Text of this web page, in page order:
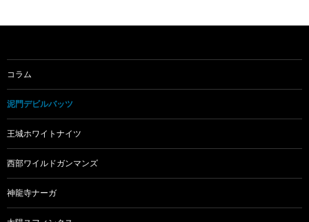
コラム
泥門デビルバッツ
王城ホワイトナイツ
西部ワイルドガンマンズ
神龍寺ナーガ